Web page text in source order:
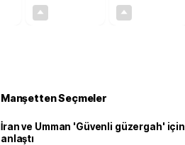
Manşetten Seçmeler
İran ve Umman 'Güvenli güzergah' için
anlaştı